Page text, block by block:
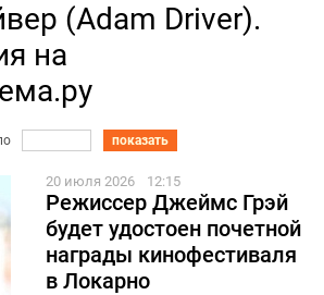
(Adam Driver).
на
показать
20 июля 2026 12:15
Режиссер Джеймс Грэй
будет удостоен почетной
награды кинофестиваля
в Локарно